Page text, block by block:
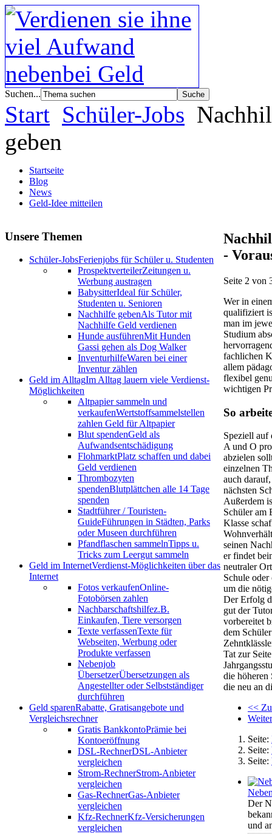
Suchen...
Start Schüler-Jobs
geben
Startseite
Blog
News
Geld-Idee mitteilen
Unsere Themen
Schüler-JobsFerienjobs für Schüler u. Studenten
ProspektverteilerZeitungen u.
Werbung austragen
BabysitterIdeal für Schüler,
Studenten u. Senioren
Nachhilfe gebenAls Tutor mit
Nachhilfe Geld verdienen
Hunde ausführenMit Hunden
Gassi gehen als Dog Walker
InventurhilfeWaren bei einer
Inventur zählen
Geld im AlltagIm Alltag lauern viele Verdienst-
Möglichkeiten
Altpapier sammeln und
verkaufenWertstoffsammelstellen
zahlen Geld für Altpapier
Blut spendenGeld als
Aufwandsentschädigung
FlohmarktPlatz schaffen und dabei
Geld verdienen
Thrombozyten
spendenBlutplättchen alle 14 Tage
spenden
Stadtführer / Touristen-
GuideFührungen in Städten, Parks
oder Museen durchführen
Pfandflaschen sammelnTipps u.
Tricks zum Leergut sammeln
Geld im InternetVerdienst-Möglichkeiten über das
Internet
Fotos verkaufenOnline-
Fotobörsen zahlen
Nachbarschaftshilfez.B.
Einkaufen, Tiere versorgen
Texte verfassenTexte für
Webseiten, Werbung oder
Produkte verfassen
Nebenjob
ÜbersetzerÜbersetzungen als
Angestellter oder Selbstständiger
durchführen
Geld sparenRabatte, Gratisangebote und
Vergleichsrechner
Gratis BankkontoPrämie bei
Kontoeröffnung
DSL-RechnerDSL-Anbieter
vergleichen
Strom-RechnerStrom-Anbieter
vergleichen
Gas-RechnerGas-Anbieter
vergleichen
Kfz-RechnerKfz-Versicherungen
vergleichen
-
Seite 2 von
Wer in
qualifiziert
man im
Studium
fachlichen
allem
flexibel
wichtigen
So
Speziell auf
A und O
abzielen
einzelnen
auch
nächsten
Außerdem
Schüler am
Klasse
seinen
er findet
neutraler
Schule
um die
Der Erfolg
gut der
vorbereitet
dem
Tat zur
die höheren
die neu an
<<
Seite:
Seite:
Seite:
Der
und